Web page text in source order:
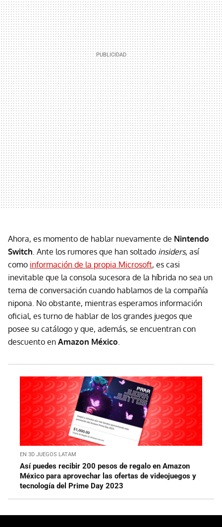
Ahora, es momento de hablar nuevamente de Nintendo
Switch . Ante los rumores que han soltado insiders, así
como información de la propia Microsoft, es casi
inevitable que la consola sucesora de la híbrida no sea un
tema de conversación cuando hablamos de la compañía
nipona. No obstante, mientras esperamos información
oficial, es turno de hablar de los grandes juegos que
posee su catálogo y que, además, se encuentran con
descuento en Amazon México
EN 3D JUEGOS LATAM
Así puedes recibir 200 pesos de regalo en Amazon
México para aprovechar las ofertas de videojuegos y
tecnología del Prime Day 2023